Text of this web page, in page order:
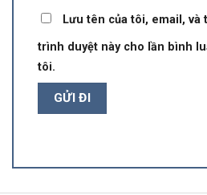
Lưu tên của tôi, email, và
trình duyệt này cho lần bình
tôi.